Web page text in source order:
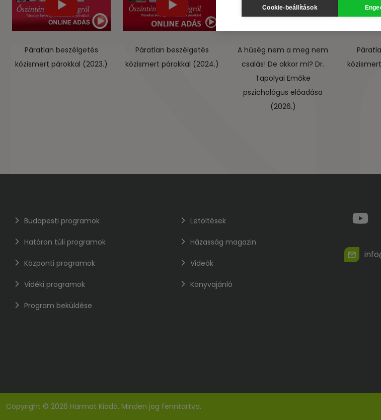
Páratlan beszélgetés
közismert párokkal (2023.)
Páratlan beszélgetés
közismert párokkal (2024.)
A hűség nem a meg nem
csalás! De akkor mi? Dr.
Tapolyai Emőke
pszichológus előadása
(2026.)
Budapesti programok
Határon túli programok
Központi programok
Vidéki programok
Program beküldése
Letöltések
Házasság magazin
Videók
Könyvajánló
Copyright © 2026 Harmat Kiadó. Minden jog fenntartva.
Cookie-beállítások